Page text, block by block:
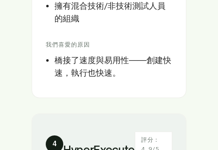
擁有混合技術/非技術測試人員
的組織
我們喜愛的原因
橋接了速度與易用性——創建快
速，執行也快速。
4
評分：
4.9/5